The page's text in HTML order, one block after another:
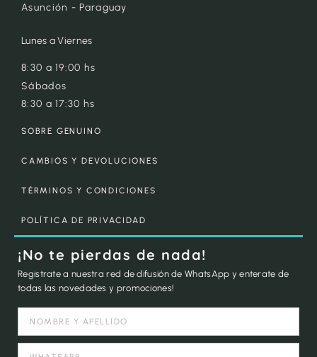
Asunción - Paraguay
Lunes a Viernes
8:30 a 19:00 hs
Sábados
8:30 a 17:30 hs
SOBRE GENUINO
CAMBIOS Y DEVOLUCIONES
TÉRMINOS Y CONDICIONES
POLÍTICA DE PRIVACIDAD
¡No te pierdas de nada!
Registrate a nuestra red de difusión de WhatsApp y enterate de
todas las novedades y promociones!